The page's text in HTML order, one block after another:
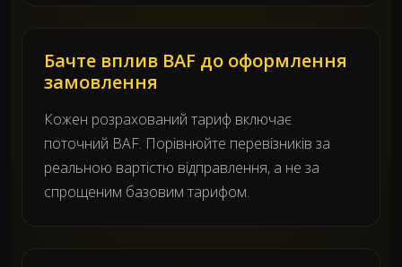
Бачте вплив BAF до оформлення
замовлення
Кожен розрахований тариф включає
поточний BAF. Порівнюйте перевізників за
реальною вартістю відправлення, а не за
спрощеним базовим тарифом.